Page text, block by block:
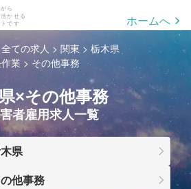
ら
かせる
です
ホームへ
全ての求人 関東
栃木県
業
その他事務
×その他事務
者雇用求人一覧
県
他事務